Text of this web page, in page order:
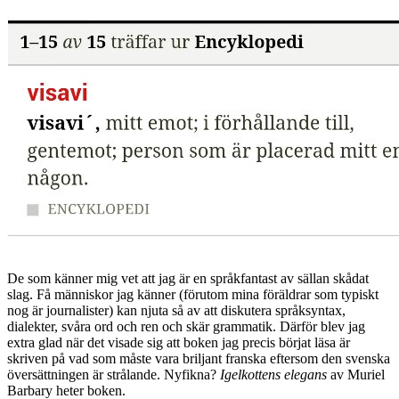
De som känner mig vet att jag är en språkfantast av sällan skådat
slag. Få människor jag känner (förutom mina föräldrar som typiskt
nog är journalister) kan njuta så av att diskutera språksyntax,
dialekter, svåra ord och ren och skär grammatik. Därför blev jag
extra glad när det visade sig att boken jag precis börjat läsa är
skriven på vad som måste vara briljant franska eftersom den svenska
översättningen är strålande. Nyfikna? Igelkottens elegans av Muriel
Barbary heter boken.